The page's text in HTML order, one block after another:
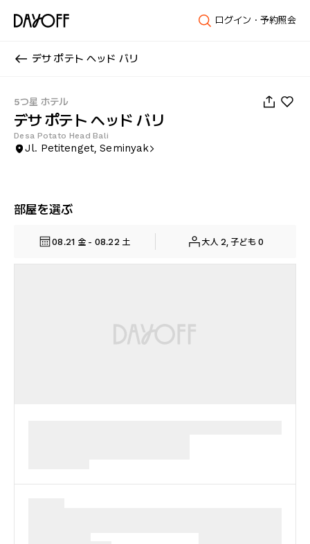
ログイン・予約照会
デサ ポテト ヘッド バリ
5つ星 ホテル
デサ ポテト ヘッド バリ
Desa Potato Head Bali
Jl. Petitenget, Seminyak
部屋を選ぶ
08.21 金 - 08.22 土 大人 2, 子ども 0